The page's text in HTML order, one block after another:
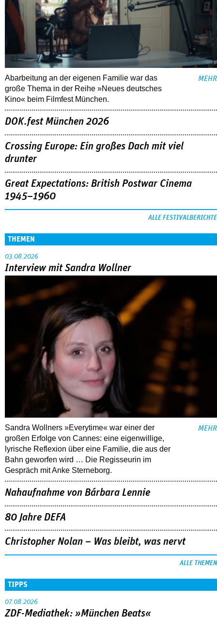
Abarbeitung an der eigenen Familie war das
große Thema in der Reihe »Neues deutsches
Kino« beim Filmfest München.
MEHR
DOK.fest München 2026
Crossing Europe: Ein großes Dach mit viel
drunter
Great Expectations: British Postwar Cinema
1945–1960
ALLE FESTIVALBERICHTE
THEMEN
03.08.2026
Interview mit Sandra Wollner
Sandra Wollners »Everytime« war einer der
großen Erfolge von Cannes: eine eigenwillige,
lyrische Reflexion über eine ­Familie, die aus der
Bahn geworfen wird … Die Regisseurin im
Gespräch mit Anke Sterneborg.
MEHR
Nahaufnahme von Bárbara Lennie
80 Jahre DEFA
Christopher Nolan – Was bleibt, was nervt
ALLE THEMEN
TIPPS
07.08.2026
ZDF-Mediathek: »München Beats«